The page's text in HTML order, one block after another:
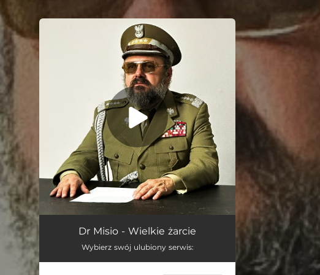
You're all set!
Wielkie Żarcie
Dr Misio - Wielkie żarcie
Wybierz swój ulubiony serwis: